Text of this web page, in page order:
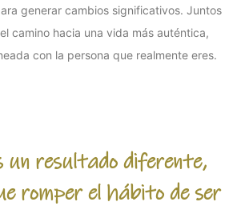
generar cambios significativos. Juntos
camino hacia una vida más auténtica,
con la persona que realmente eres.
un resultado diferente,
romper el hábito de ser